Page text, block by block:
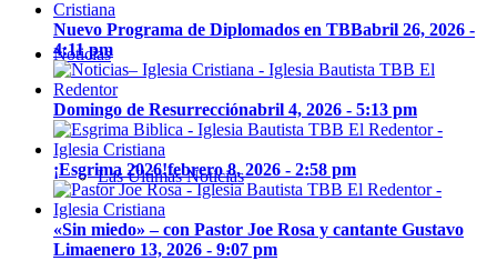
Noticias
Las Últimas Noticias
Nuevo Programa de Diplomados en TBBabril 26, 2026 -
4:11 pm
Domingo de Resurrecciónabril 4, 2026 - 5:13 pm
¡Esgrima 2026!febrero 8, 2026 - 2:58 pm
«Sin miedo» – con Pastor Joe Rosa y cantante Gustavo
Limaenero 13, 2026 - 9:07 pm